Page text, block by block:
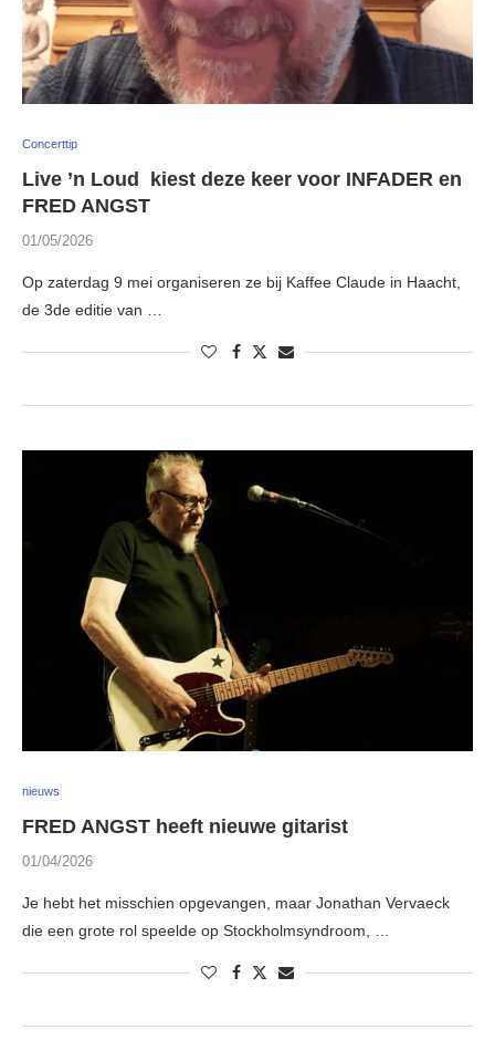
Concerttip
Live ’n Loud kiest deze keer voor INFADER en
FRED ANGST
01/05/2026
Op zaterdag 9 mei organiseren ze bij Kaffee Claude in Haacht,
de 3de editie van …
nieuws
FRED ANGST heeft nieuwe gitarist
01/04/2026
Je hebt het misschien opgevangen, maar Jonathan Vervaeck
die een grote rol speelde op Stockholmsyndroom, …